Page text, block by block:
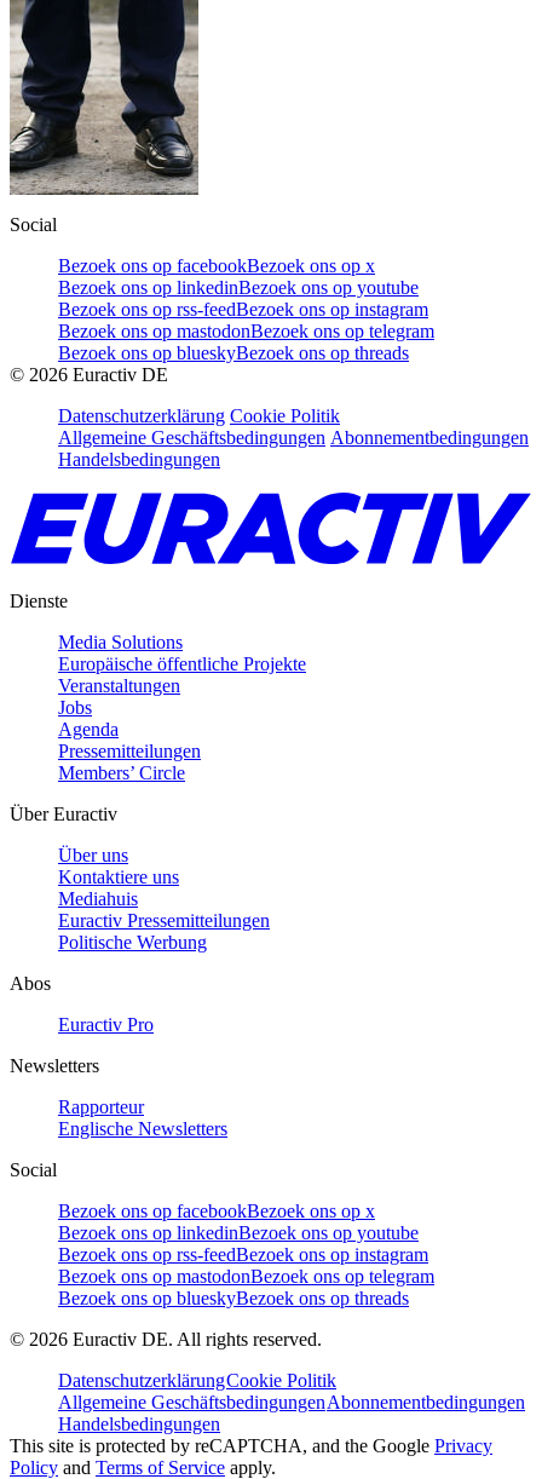
Social
Bezoek ons op facebookBezoek ons op x
Bezoek ons op linkedinBezoek ons op youtube
Bezoek ons op rss-feedBezoek ons op instagram
Bezoek ons op mastodonBezoek ons op telegram
Bezoek ons op blueskyBezoek ons op threads
© 2026 Euractiv DE
Datenschutzerklärung Cookie Politik
Allgemeine Geschäftsbedingungen Abonnementbedingungen
Handelsbedingungen
Dienste
Media Solutions
Europäische öffentliche Projekte
Veranstaltungen
Jobs
Agenda
Pressemitteilungen
Members’ Circle
Über Euractiv
Über uns
Kontaktiere uns
Mediahuis
Euractiv Pressemitteilungen
Politische Werbung
Abos
Euractiv Pro
Newsletters
Rapporteur
Englische Newsletters
Social
Bezoek ons op facebookBezoek ons op x
Bezoek ons op linkedinBezoek ons op youtube
Bezoek ons op rss-feedBezoek ons op instagram
Bezoek ons op mastodonBezoek ons op telegram
Bezoek ons op blueskyBezoek ons op threads
© 2026 Euractiv DE. All rights reserved.
DatenschutzerklärungCookie Politik
Allgemeine GeschäftsbedingungenAbonnementbedingungen
Handelsbedingungen
This site is protected by reCAPTCHA, and the Google Privacy
Policy and Terms of Service apply.